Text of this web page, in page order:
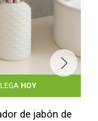
HOY
de jabón de